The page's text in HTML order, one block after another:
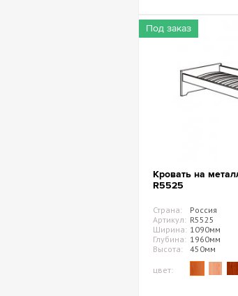
Под заказ
Кровать на
R5525
Страна:
Россия
Артикул: R5525
Ширина: 1090мм
Глубина: 1960мм
Высота:
450мм
цвет: